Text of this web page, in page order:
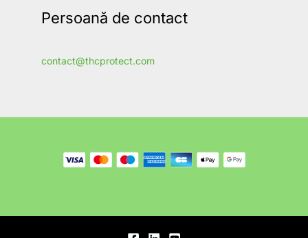
Persoană de contact
contact@thcprotect.com